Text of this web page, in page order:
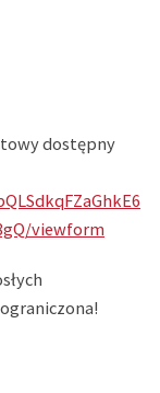
dostępny
viewform